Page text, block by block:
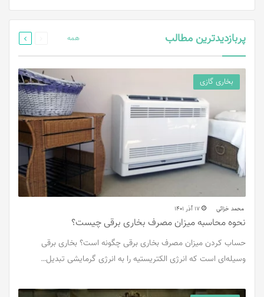
پربازدیدترین مطالب همه
بخاری گازی
محمد خزائی 17 آذر 1401
نحوه محاسبه میزان مصرف بخاری برقی چیست؟
حساب کردن میزان مصرف بخاری برقی چگونه است؟ بخاری برقی
وسیله‌ای است که انرژی الکتریستیه را به انرژی گرمایشی تبدیل…